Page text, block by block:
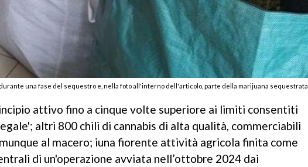
una fase del sequestro e, nella foto all'interno dell'articolo, parte della marijuana sequestrata
attivo fino a cinque volte superiore ai limiti consentiti
altri 800 chili di cannabis di alta qualità, commerciabili
al macero; iuna fiorente attività agricola finita come
di un'operazione avviata nell’ottobre 2024 dai